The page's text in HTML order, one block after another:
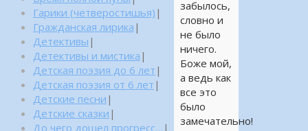
забылось,
словно и
не было
ничего.
Боже мой,
а ведь как
все это
было
замечательно!
Гарики (четверостишья) |
Гражданская лирика |
Детективы |
Детективы и мистика |
Детская поэзия до 6 лет |
Детская поэзия от 6 лет |
Детские песни |
Детские сказки |
До чего дошел прогресс… |